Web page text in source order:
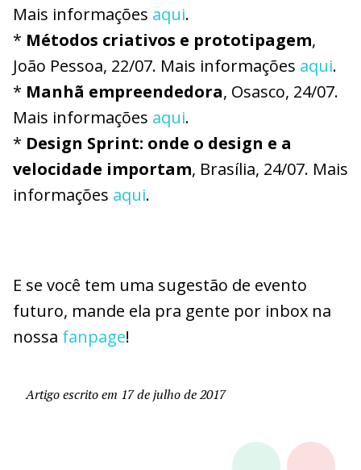
Mais informações aqui.
* Métodos criativos e prototipagem,
João Pessoa, 22/07. Mais informações aqui.
* Manhã empreendedora, Osasco, 24/07.
Mais informações aqui.
* Design Sprint: onde o design e a
velocidade importam, Brasília, 24/07. Mais
informações aqui.
E se você tem uma sugestão de evento
futuro, mande ela pra gente por inbox na
nossa fanpage!
Artigo escrito em 17 de julho de 2017